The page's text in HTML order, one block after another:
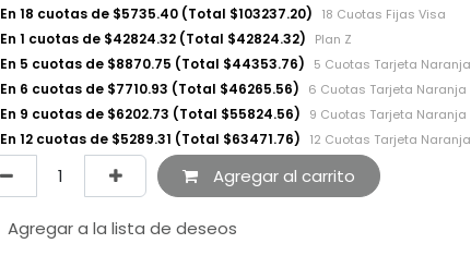
En 18 cuotas de $5735.40 (Total $103237.20) 18 Cuotas Fijas Visa
En 1 cuotas de $42824.32 (Total $42824.32) Plan Z
En 5 cuotas de $8870.75 (Total $44353.76) 5 Cuotas Tarjeta Naranja
En 6 cuotas de $7710.93 (Total $46265.56) 6 Cuotas Tarjeta Naranja
En 9 cuotas de $6202.73 (Total $55824.56) 9 Cuotas Tarjeta Naranja
En 12 cuotas de $5289.31 (Total $63471.76) 12 Cuotas Tarjeta Naranja
Agregar al carrito
Agregar a la lista de deseos